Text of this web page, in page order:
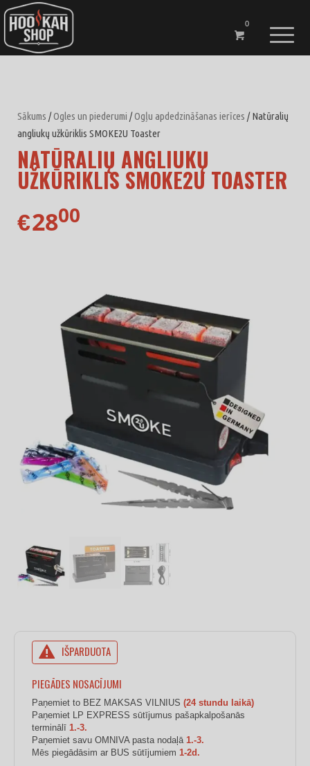
0
Sākums /Ogles un piederumi /Ogļu apdedzināšanas ierīces / Natūralių
angliukų užkūriklis SMOKE2U Toaster
NATŪRALIŲ ANGLIUKŲ
UŽKŪRIKLIS SMOKE2U TOASTER
€2800
IŠPARDUOTA
PIEGĀDES NOSACĪJUMI
Paņemiet to BEZ MAKSAS VILNIUS (24 stundu laikā)
Paņemiet LP EXPRESS sūtījumus pašapkalpošanās
terminālī 1.-3.
Paņemiet savu OMNIVA pasta nodaļā 1.-3.
Mēs piegādāsim ar BUS sūtījumiem 1-2d.